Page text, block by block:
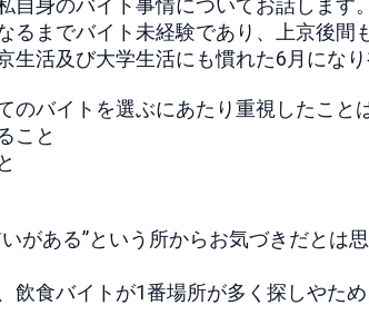
自身のバイト事情についてお話します。
るまでバイト未経験であり、上京後間
生活及び大学生活にも慣れた6月にな
のバイトを選ぶにあたり重視したこと
こと
がある”という所からお気づきだとは
飲食バイトが1番場所が多く探しやた